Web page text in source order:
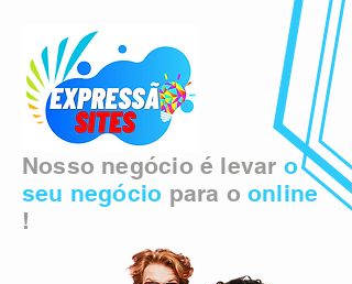
Nosso negócio é levar o
seu negócio para o online
!